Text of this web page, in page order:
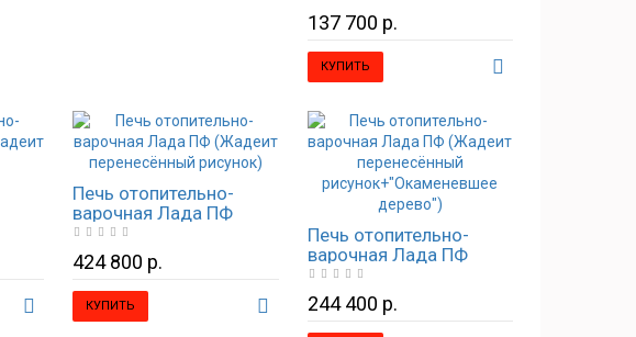
наборный)
137 700 р.
КУПИТЬ
Печь отопительно-
варочная Лада ПФ
(Жадеит перенесённый
рисунок)
424 800 р.
КУПИТЬ
Печь отопительно-
варочная Лада ПФ
(Жадеит перенесённый
рисунок+"Окаменевшее
дерево")
244 400 р.